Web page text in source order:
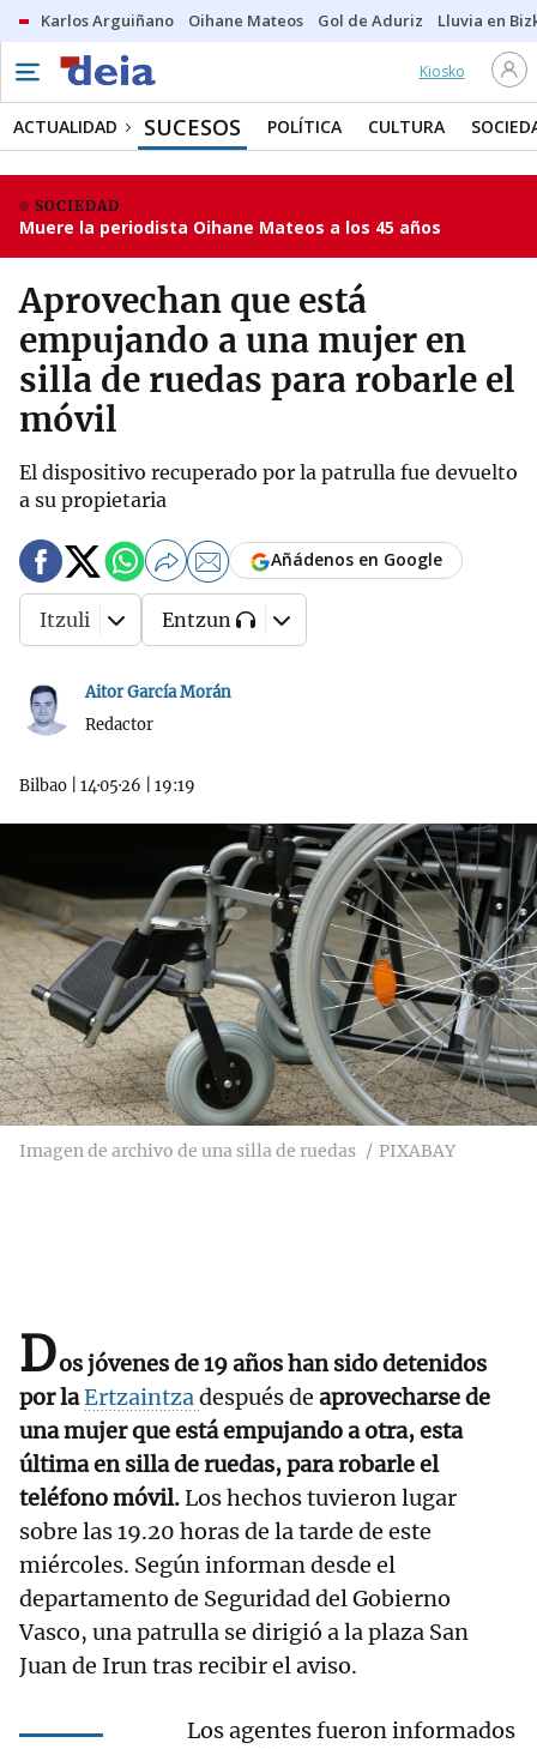
Karlos Arguiñano Oihane Mateos Gol de Aduriz Lluvia en
Kiosko
ACTUALIDAD SUCESOS POLÍTICA CULTURA
SOCIEDAD
Muere la periodista Oihane Mateos a los 45 años
Aprovechan que está
empujando a una mujer en
silla de ruedas para robarle el
móvil
El dispositivo recuperado por la patrulla fue devuelto
a su propietaria
Aitor García Morán
Redactor
Bilbao 14·05·26 19:19
Añádenos en Google
Itzuli Entzun
Imagen de archivo de una silla de ruedas PIXABAY
Dos jóvenes de 19 años han sido detenidos
por laErtzaintzadespués de aprovecharse de
una mujer que está empujando a otra, esta
última en silla de ruedas, para robarle el
teléfono móvil.Los hechos tuvieron lugar
sobre las 19.20 horas de la tarde de este
miércoles. Según informan desde el
departamento de Seguridad del Gobierno
Vasco, una patrulla se dirigió a la plaza San
Juan de Irun tras recibir el aviso.
Los agentes fueron informados